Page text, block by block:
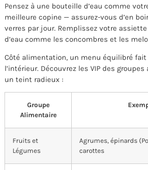
Pensez à une bouteille d’eau comme
meilleure copine — assurez-vous d’en
verres par jour. Remplissez votre
d’eau comme les concombres et les
Côté alimentation, un menu équilibré fait
l’intérieur. Découvrez les VIP des
un teint radieux :
Groupe
Alimentaire
Fruits et
Légumes
Agrumes, épinards
carottes